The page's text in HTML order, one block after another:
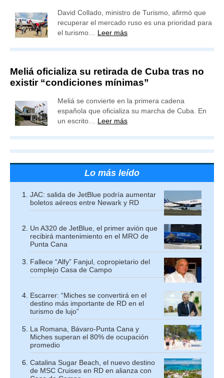
David Collado, ministro de Turismo, afirmó que
recuperar el mercado ruso es una prioridad para
el turismo… Leer más
Meliá oficializa su retirada de Cuba tras no
existir “condiciones mínimas”
Meliá se convierte en la primera cadena
española que oficializa su marcha de Cuba. En
un escrito… Leer más
Lo más leído
JAC: salida de JetBlue podría aumentar
boletos aéreos entre Newark y RD
Un A320 de JetBlue, el primer avión que
recibirá mantenimiento en el MRO de
Punta Cana
Fallece “Alfy” Fanjul, copropietario del
complejo Casa de Campo
Escarrer: “Miches se convertirá en el
destino más importante de RD en el
turismo de lujo”
La Romana, Bávaro-Punta Cana y
Miches superan el 80% de ocupación
promedio
Catalina Sugar Beach, el nuevo destino
de MSC Cruises en RD en alianza con